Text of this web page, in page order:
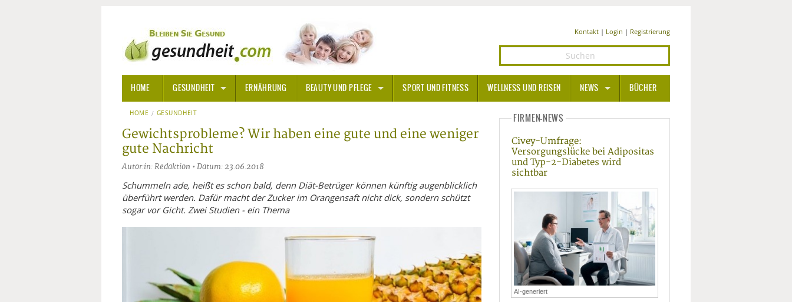
Kontakt| Login | Registrierung
HOME GESUNDHEIT
ALLGEMEINE INFORMATIONEN
ALTERNATIVE HEILWEISENAROMA THERAPIE
BACHBLÜTEN
EDELSTEINE - HEILSTEINE
HOMÖOPATHIE
NATURHEILKUNDE
ALTERNATIVE MEDIZIN
ARZNEI- UND HEILMITTEL
GIFTSTOFFE
MEDIZINISCHE FACHBEGRIFFE
ERNÄHRUNG BEAUTY UND PFLEGE SPORT UND FITNESS WELLNESS UND REISEN NEWS
MEDIZIN UND PHARMA
BEAUTY UND PFLEGE
SPORT UND FITNESS
WELLNESS UND REISEN
LIFESTYLE
BÜCHER
HOME GESUNDHEIT
Gewichtsprobleme? Wir haben eine gute und eine weniger
gute Nachricht
Autor:in: Redaktion • Datum: 23.06.2018
Schummeln ade, heißt es schon bald, denn Diät-Betrüger können künftig augenblicklich
überführt werden. Dafür macht der Zucker im Orangensaft nicht dick, sondern schützt
sogar vor Gicht. Zwei Studien - ein Thema
FIRMEN-NEWS
Civey-Umfrage:
Versorgungslücke bei Adipositas
und Typ-2-Diabetes wird
sichtbar
AI-generiert